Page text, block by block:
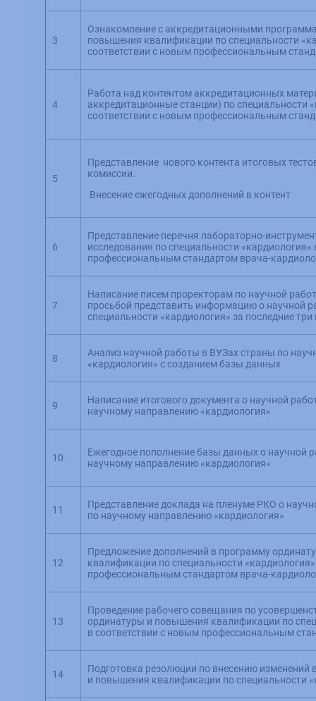
3
Ознакомление с аккредитационными
повышения квалификации по специальности
соответствии с новым профессиональным
4
Работа над контентом аккредитационных
аккредитационные станции) по специальности
соответствии с новым профессиональным
5
Представление нового контента итоговых
комиссии.
Внесение ежегодных дополнений в контент
6
Представление перечня лабораторно-
исследования по специальности
профессиональным стандартом врача-
7
Написание писем проректорам по научной
просьбой представить информацию о научной
специальности «кардиология» за последние три
8
Анализ научной работы в ВУЗах страны по
«кардиология» с созданием базы данных
9
Написание итогового документа о научной
научному направлению «кардиология»
10
Ежегодное пополнение базы данных о научной
научному направлению «кардиология»
11
Представление доклада на пленуме РКО о
по научному направлению «кардиология»
12
Предложение дополнений в программу
квалификации по специальности
профессиональным стандартом врача-
13
Проведение рабочего совещания по
ординатуры и повышения квалификации по
в соответствии с новым профессиональным
14
Подготовка резолюции по внесению
и повышения квалификации по специальности